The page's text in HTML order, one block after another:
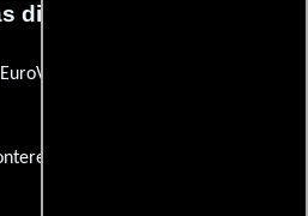
distribuidoras
EuroVideo
Video